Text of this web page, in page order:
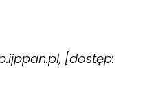
[dostęp: